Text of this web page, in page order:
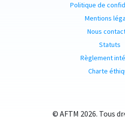
Politique de
Mentions
Nous
Statuts
Règlement
Charte
© AFTM 2026. Tous